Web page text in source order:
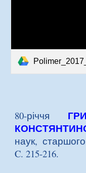
80-річчя
наук,
C. 215-216.